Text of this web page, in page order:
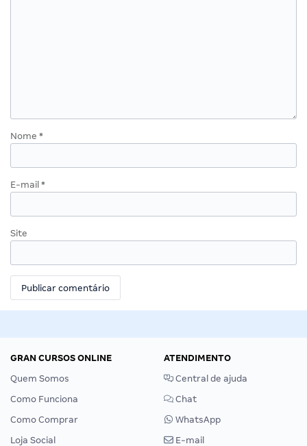
Nome *
E-mail *
Site
GRAN CURSOS ONLINE
Quem Somos
Como Funciona
Como Comprar
Loja Social
ATENDIMENTO
Central de ajuda
Chat
WhatsApp
E-mail